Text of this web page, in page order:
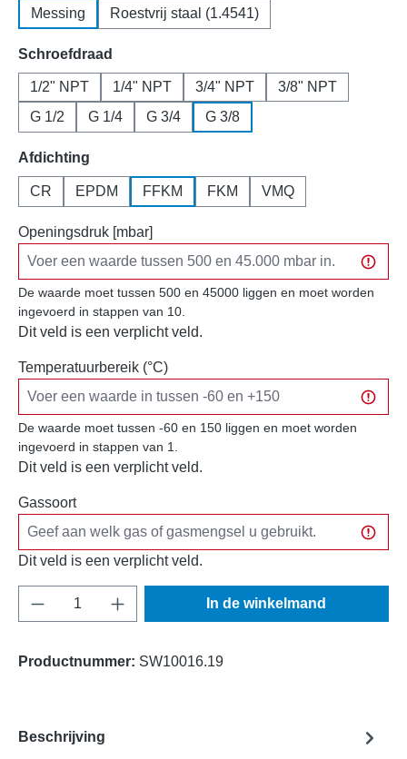
Messing Roestvrij staal (1.4541)
Selecteer
Schroefdraad
1/2" NPT 1/4" NPT 3/4" NPT
3/8" NPT
G 1/2
G 1/4 G 3/4 G 3/8
Selecteer
Afdichting
CR EPDM FFKM FKM VMQ
Openingsdruk [mbar]
De waarde moet tussen 500 en 45000 liggen en moet worden
ingevoerd in stappen van 10.
Dit veld is een verplicht veld.
Temperatuurbereik (°C)
De waarde moet tussen -60 en 150 liggen en moet worden
ingevoerd in stappen van 1.
Dit veld is een verplicht veld.
Gassoort
Dit veld is een verplicht veld.
Producthoeveelheid: Voer de gewenste
In de winkelmand
Productnummer: SW10016.19
Beschrijving